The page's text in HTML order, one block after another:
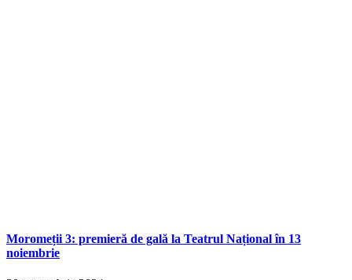
Moromeții 3: premieră de gală la Teatrul Național în 13
noiembrie